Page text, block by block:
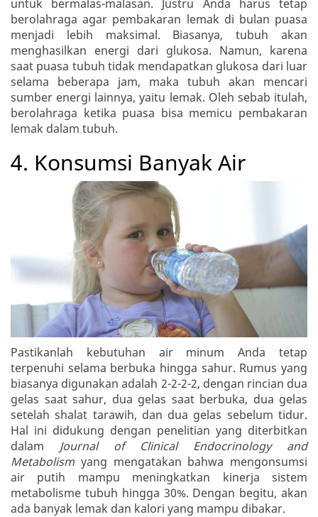
untuk bermalas-malasan. Justru Anda harus tetap
berolahraga agar pembakaran lemak di bulan puasa
menjadi lebih maksimal. Biasanya, tubuh akan
menghasilkan energi dari glukosa. Namun, karena
saat puasa tubuh tidak mendapatkan glukosa dari luar
selama beberapa jam, maka tubuh akan mencari
sumber energi lainnya, yaitu lemak. Oleh sebab itulah,
berolahraga ketika puasa bisa memicu pembakaran
lemak dalam tubuh.
4. Konsumsi Banyak Air
Pastikanlah kebutuhan air minum Anda tetap
terpenuhi selama berbuka hingga sahur. Rumus yang
biasanya digunakan adalah 2-2-2-2, dengan rincian dua
gelas saat sahur, dua gelas saat berbuka, dua gelas
setelah shalat tarawih, dan dua gelas sebelum tidur.
Hal ini didukung dengan penelitian yang diterbitkan
dalam Journal of Clinical Endocrinology and
Metabolism yang mengatakan bahwa mengonsumsi
air putih mampu meningkatkan kinerja sistem
metabolisme tubuh hingga 30%. Dengan begitu, akan
ada banyak lemak dan kalori yang mampu dibakar.